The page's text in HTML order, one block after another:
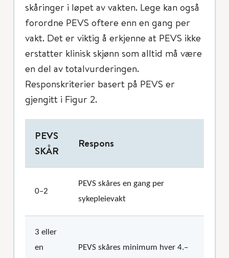
skåringer i løpet av vakten. Lege kan også
forordne PEVS oftere enn en gang per
vakt. Det er viktig å erkjenne at PEVS ikke
erstatter klinisk skjønn som alltid må være
en del av totalvurderingen.
Responskriterier basert på PEVS er
gjengitt i Figur 2.
PEVS
SKÅR
Respons
0–2
PEVS skåres en gang per
sykepleievakt
3 eller
en
PEVS skåres minimum hver 4.–